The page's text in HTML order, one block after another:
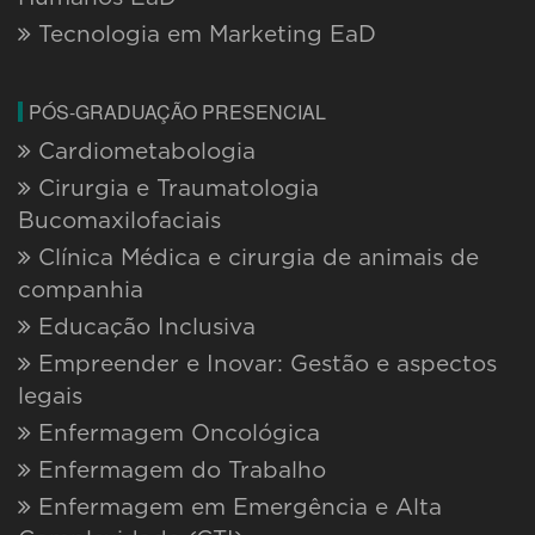
Gestão de Clínicas e Consultórios
Língua Brasileira de Sinais
Planejamento e Gestão Ambiental
Prevenção, Reabilitação e Performance
em Esportes Outdoor
Terapia Manual e Biomecânica Clínica
PÓS-GRADUAÇÃO EAD
Ciências Forenses e Perícia Criminal
Educação Inclusiva
Gestão Ambiental